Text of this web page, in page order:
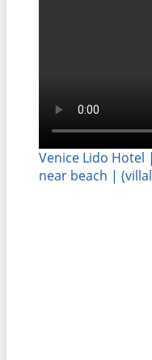
Venice Lido
near beach |